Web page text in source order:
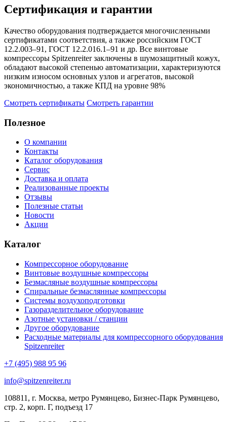
Сертификация и гарантии
Качество оборудования подтверждается многочисленными
сертификатами соответствия, а также российским ГОСТ
12.2.003–91, ГОСТ 12.2.016.1–91 и др. Все винтовые
компрессоры Spitzenreiter заключены в шумозащитный кожух,
обладают высокой степенью автоматизации, характеризуются
низким износом основных узлов и агрегатов, высокой
экономичностью, а также КПД на уровне 98%
Смотреть сертификаты Смотреть гарантии
Полезное
О компании
Контакты
Каталог оборудования
Сервис
Доставка и оплата
Реализованные проекты
Отзывы
Полезные статьи
Новости
Акции
Каталог
Компрессорное оборудование
Винтовые воздушные компрессоры
Безмасляные воздушные компрессоры
Спиральные безмаслянные компрессоры
Системы воздухоподготовки
Газоразделительное оборудование
Азотные установки / станции
Другое оборудование
Расходные материалы для компрессорного оборудования
Spitzenreiter
+7 (495) 988 95 96
info@spitzenreiter.ru
108811, г. Москва, метро Румянцево, Бизнес-Парк Румянцево,
стр. 2, корп. Г, подъезд 17